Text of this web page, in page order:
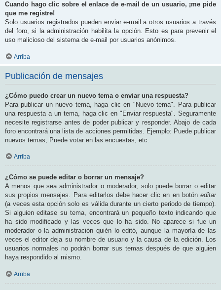
Cuando hago clic sobre el enlace de e-mail de un usuario, ¡me pide
que me registre!
Solo usuarios registrados pueden enviar e-mail a otros usuarios a través
del foro, si la administración habilita la opción. Esto es para prevenir el
uso malicioso del sistema de e-mail por usuarios anónimos.
Arriba
Publicación de mensajes
¿Cómo puedo crear un nuevo tema o enviar una respuesta?
Para publicar un nuevo tema, haga clic en "Nuevo tema". Para publicar
una respuesta a un tema, haga clic en "Enviar respuesta". Seguramente
necesite registrarse antes de poder publicar y responder. Abajo de cada
foro encontrará una lista de acciones permitidas. Ejemplo: Puede publicar
nuevos temas, Puede votar en las encuestas, etc.
Arriba
¿Cómo se puede editar o borrar un mensaje?
A menos que sea administrador o moderador, solo puede borrar o editar
sus propios mensajes. Para editarlos debe hacer clic en en botón editar
(a veces esta opción solo es válida durante un cierto periodo de tiempo).
Si alguien editase su tema, encontrará un pequeño texto indicando que
ha sido modificado y las veces que lo ha sido. No aparece si fue un
moderador o la administración quién lo editó, aunque la mayoría de las
veces el editor deja su nombre de usuario y la causa de la edición. Los
usuarios normales no podrán borrar sus temas después de que alguien
haya respondido al mismo.
Arriba